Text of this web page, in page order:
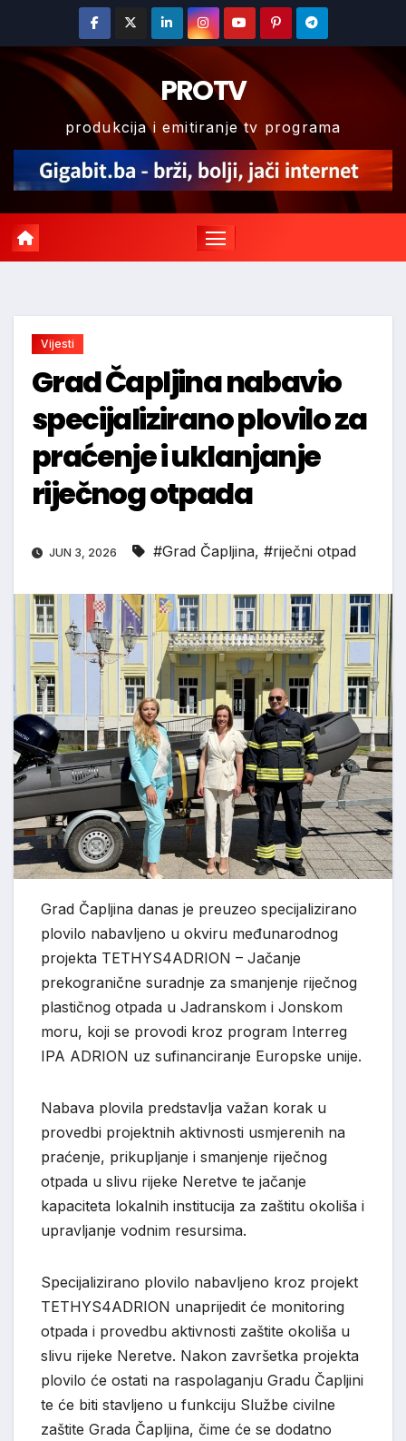
content
PROTV
produkcija i emitiranje tv programa
Vijesti
Grad Čapljina nabavio
specijalizirano plovilo za
praćenje i uklanjanje
riječnog otpada
JUN 3, 2026 #Grad Čapljina, #riječni otpad
Grad Čapljina danas je preuzeo specijalizirano
plovilo nabavljeno u okviru međunarodnog
projekta TETHYS4ADRION – Jačanje
prekogranične suradnje za smanjenje riječnog
plastičnog otpada u Jadranskom i Jonskom
moru, koji se provodi kroz program Interreg
IPA ADRION uz sufinanciranje Europske unije.
Nabava plovila predstavlja važan korak u
provedbi projektnih aktivnosti usmjerenih na
praćenje, prikupljanje i smanjenje riječnog
otpada u slivu rijeke Neretve te jačanje
kapaciteta lokalnih institucija za zaštitu okoliša i
upravljanje vodnim resursima.
Specijalizirano plovilo nabavljeno kroz projekt
TETHYS4ADRION unaprijedit će monitoring
otpada i provedbu aktivnosti zaštite okoliša u
slivu rijeke Neretve. Nakon završetka projekta
plovilo će ostati na raspolaganju Gradu Čapljini
te će biti stavljeno u funkciju Službe civilne
zaštite Grada Čapljina, čime će se dodatno